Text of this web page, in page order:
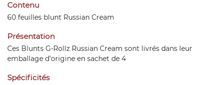
Contenu
60 feuilles blunt Russian Cream
Présentation
Ces Blunts G-Rollz Russian Cream sont livrés dans leur
emballage d'origine en sachet de 4
Spécificités